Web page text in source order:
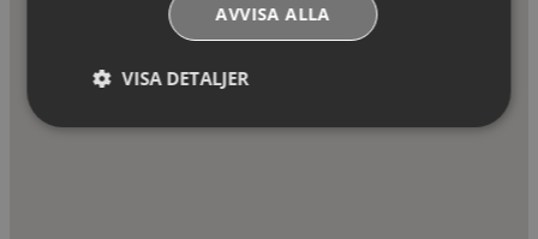
AVVISA ALLA
VISA DETALJER
Absolut
Prestandacookies